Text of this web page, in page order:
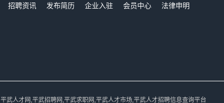
招聘资讯 发布简历 企业入驻 会员中心
法律申明
平武人才网,平武招聘网,平武求职网,平武人才市场,平武人才招聘信息查询平台